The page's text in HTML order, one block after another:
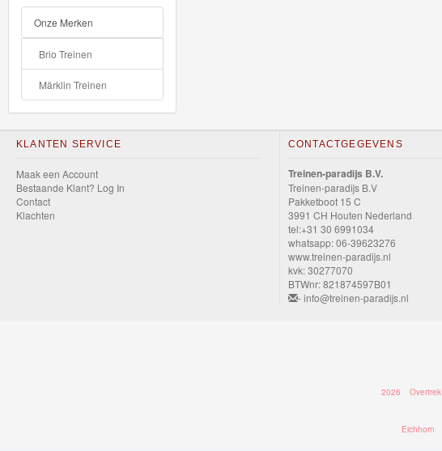
Majorette
autos
Siku
Nieuwe
artikelen
2023
GraviTrax
Onze Merken
Brio Treinen
Märklin Treinen
KLANTEN SERVICE
Maak een Account
Bestaande Klant? Log In
Contact
Klachten
CONTACTGEGEVENS
Treinen-paradijs B.V.
Treinen-paradijs B.V
Pakketboot 15 C
3991 CH Houten Nederland
tel:+31 30 6991034
whatsapp: 06-39623276
www.treinen-paradijs.nl
kvk: 30277070
BTWnr: 821874597B01
- info@treinen-paradijs.nl
2026 Overtrek
Eichhorn